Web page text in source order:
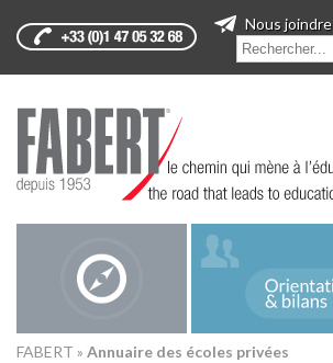
Nous joindre
FABERT » Annuaire des écoles privées